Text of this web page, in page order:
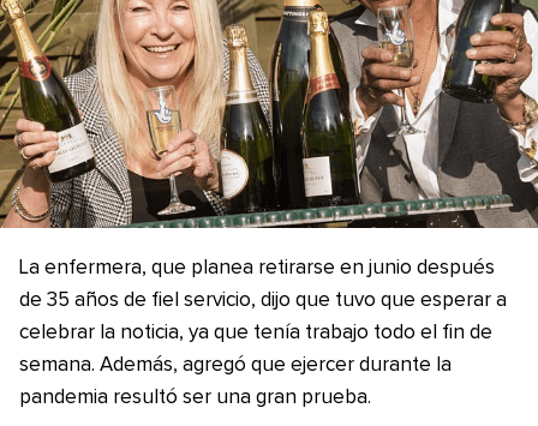
La enfermera, que planea retirarse en junio después
de 35 años de fiel servicio, dijo que tuvo que esperar a
celebrar la noticia, ya que tenía trabajo todo el fin de
semana. Además, agregó que ejercer durante la
pandemia resultó ser una gran prueba.